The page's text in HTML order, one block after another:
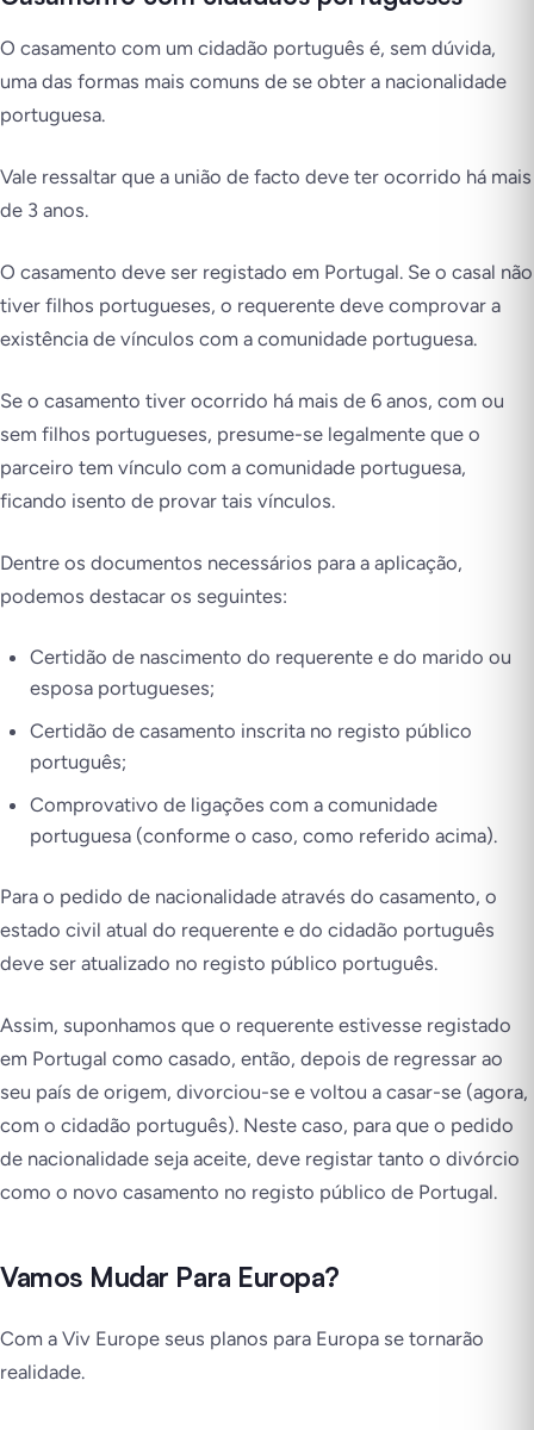
O casamento com um cidadão português é, sem dúvida,
uma das formas mais comuns de se obter a nacionalidade
portuguesa.
Vale ressaltar que a união de facto deve ter ocorrido há mais
de 3 anos.
O casamento deve ser registado em Portugal. Se o casal não
tiver filhos portugueses, o requerente deve comprovar a
existência de vínculos com a comunidade portuguesa.
Se o casamento tiver ocorrido há mais de 6 anos, com ou
sem filhos portugueses, presume-se legalmente que o
parceiro tem vínculo com a comunidade portuguesa,
ficando isento de provar tais vínculos.
Dentre os documentos necessários para a aplicação,
podemos destacar os seguintes:
Certidão de nascimento do requerente e do marido ou
esposa portugueses;
Certidão de casamento inscrita no registo público
português;
Comprovativo de ligações com a comunidade
portuguesa (conforme o caso, como referido acima).
Para o pedido de nacionalidade através do casamento, o
estado civil atual do requerente e do cidadão português
deve ser atualizado no registo público português.
Assim, suponhamos que o requerente estivesse registado
em Portugal como casado, então, depois de regressar ao
seu país de origem, divorciou-se e voltou a casar-se (agora,
com o cidadão português). Neste caso, para que o pedido
de nacionalidade seja aceite, deve registar tanto o divórcio
como o novo casamento no registo público de Portugal.
Vamos Mudar Para Europa?
Com a Viv Europe seus planos para Europa se tornarão
realidade.